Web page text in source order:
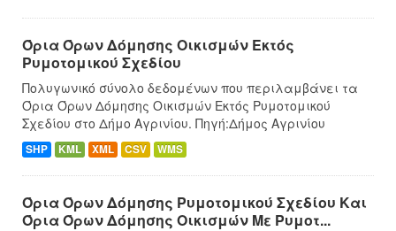
Όρια Όρων Δόμησης Οικισμών Eκτός
Ρυμοτομικού Σχεδίου
Πολυγωνικό σύνολο δεδομένων που περιλαμβάνει τα
Όρια Όρων Δόμησης Οικισμών Eκτός Ρυμοτομικού
Σχεδίου στο Δήμο Αγρινίου. Πηγή:Δήμος Αγρινίου
SHP KML XML CSV WMS
Όρια Όρων Δόμησης Ρυμοτομικού Σχεδίου Και
Όρια Όρων Δόμησης Οικισμών Με Ρυμοτ...